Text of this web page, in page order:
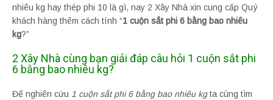
nhiêu kg hay thép phi 10 là gì, nay 2 Xây Nhà xin cung cấp Quý
khách hàng thêm cách tính “1 cuộn sắt phi 6 bằng bao nhiêu
kg?”
2 Xây Nhà cùng bạn giải đáp câu hỏi 1 cuộn sắt phi
6 bằng bao nhiêu kg?
Để nghiên cứu 1 cuộn sắt phi 6 bằng bao nhiêu kgta cùng tìm